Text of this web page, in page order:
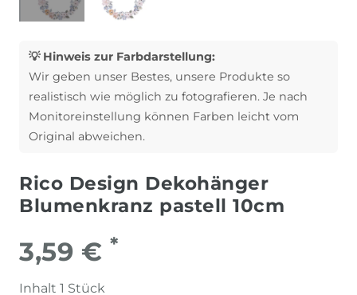
💡 Hinweis zur Farbdarstellung:
Wir geben unser Bestes, unsere Produkte so
realistisch wie möglich zu fotografieren. Je nach
Monitoreinstellung können Farben leicht vom
Original abweichen.
Rico Design Dekohänger
Blumenkranz pastell 10cm
3,59 € *
Inhalt 1 Stück